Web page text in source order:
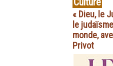
« Dieu, le
le
monde,
Privot